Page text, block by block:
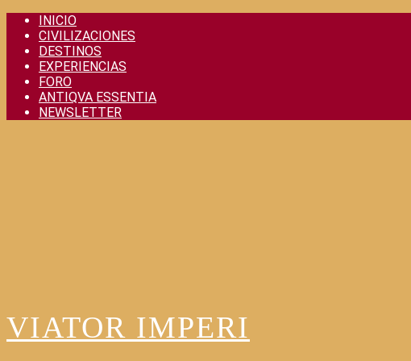
Skip
content
INICIO
CIVILIZACIONES
DESTINOS
EXPERIENCIAS
FORO
ANTIQVA ESSENTIA
NEWSLETTER
VIATOR IMPERI